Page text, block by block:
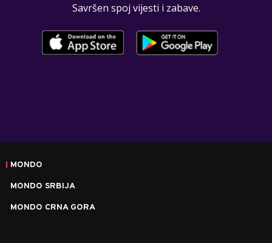
Savršen spoj vijesti i zabave.
MONDO
MONDO SRBIJA
MONDO CRNA GORA